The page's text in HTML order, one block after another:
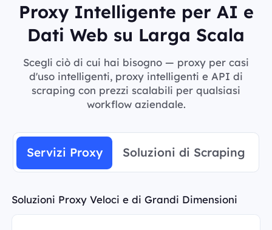
Proxy Intelligente per AI e
Dati Web su Larga Scala
Scegli ciò di cui hai bisogno — proxy per casi
d'uso intelligenti, proxy intelligenti e API di
scraping con prezzi scalabili per qualsiasi
workflow aziendale.
Servizi Proxy Soluzioni di Scraping
Soluzioni Proxy Veloci e di Grandi Dimensioni